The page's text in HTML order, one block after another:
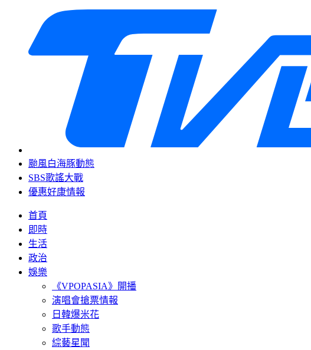
颱風白海豚動態
SBS歌謠大戰
優惠好康情報
首頁
即時
生活
政治
娛樂
《VPOPASIA》開播
演唱會搶票情報
日韓爆米花
歌手動態
綜藝星聞